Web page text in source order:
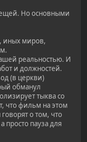
Но основными
иных миров,
реальностью. И
и должностей.
(в церкви)
обманул
тыква со
что фильм на этом
о том, что
просто пауза для